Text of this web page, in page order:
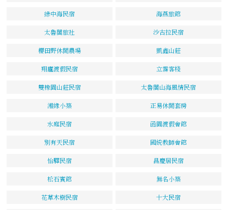
綠中海民宿 海燕旅館
太魯閣旅社 沙古拉民宿
櫻田野休閒農場 凱鑫山莊
翔廬渡假民宿 立霧客棧
雙橡園山莊民宿 太魯閣山海風情民宿
湘緣小築 正易休閒套房
水庭民宿 函園渡假會館
別有天民宿 國統教師會館
怡驛民宿 昌慶居民宿
松石賓館 無名小築
花草木樹民宿 十大民宿